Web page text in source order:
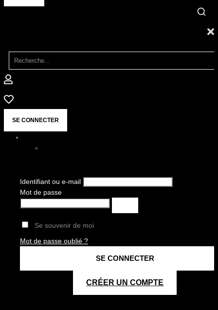
SE CONNECTER
Identifiant ou e-mail
Mot de passe
Se souvenir de moi
Mot de passe oublié ?
CRÉER UN COMPTE